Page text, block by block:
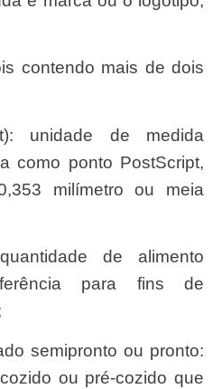
como ponto PostScript,
milímetro ou meia
para fins de
ou pré-cozido que